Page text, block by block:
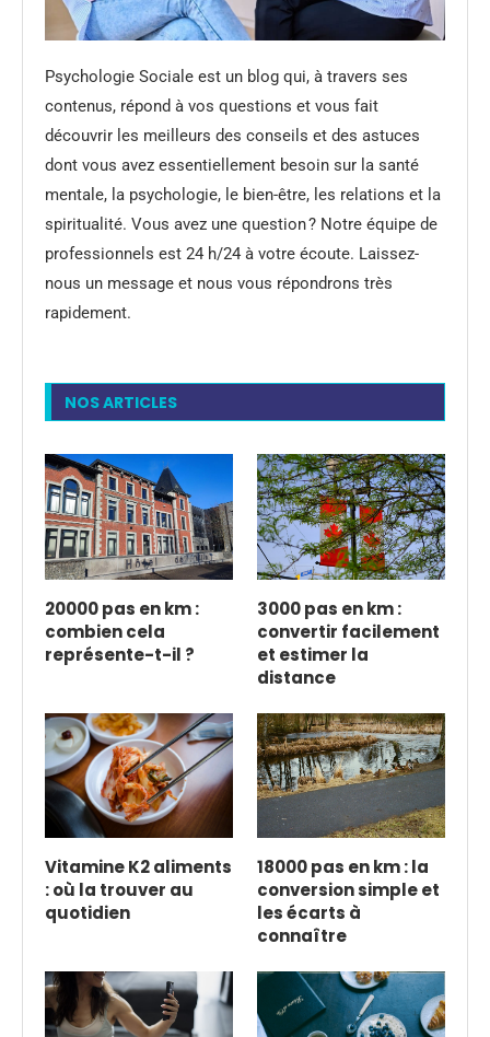
Psychologie Sociale est un blog qui, à travers ses
contenus, répond à vos questions et vous fait
découvrir les meilleurs des conseils et des astuces
dont vous avez essentiellement besoin sur la santé
mentale, la psychologie, le bien-être, les relations et la
spiritualité. Vous avez une question ? Notre équipe de
professionnels est 24 h/24 à votre écoute. Laissez-
nous un message et nous vous répondrons très
rapidement.
NOS ARTICLES
20000 pas en km :
combien cela
représente-t-il ?
3000 pas en km :
convertir facilement
et estimer la
distance
Vitamine K2 aliments
: où la trouver au
quotidien
18000 pas en km : la
conversion simple et
les écarts à
connaître